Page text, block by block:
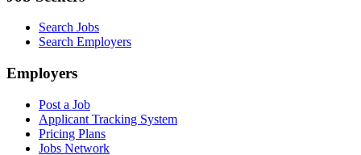
Search Jobs
Search Employers
Employers
Post a Job
Applicant Tracking System
Pricing Plans
Jobs Network